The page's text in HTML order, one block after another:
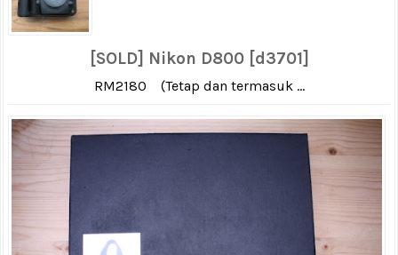
[SOLD] Nikon D800 [d3701]
RM2180 (Tetap dan termasuk ...